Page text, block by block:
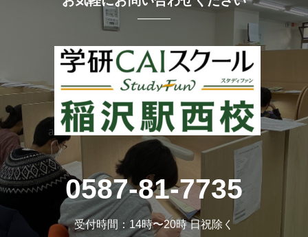
a
0587-81-7735
受付時間：14時〜20時 日祝除く